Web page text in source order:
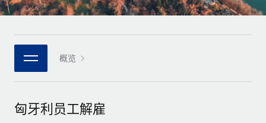
团队的内置核心人力资源功能
连接 新的
使用我们的 MCP 将任何人工智能工具与 Remote 平台相连
借助核心业务工具简化流程
企业
与我们携手合作
战略技术合作伙伴
人力资源术语表
核对表和模板
职位描述库
网络研讨会
活动
Italiano
Português (Portugal)
日本語
한국어
概览
匈牙利员工解雇